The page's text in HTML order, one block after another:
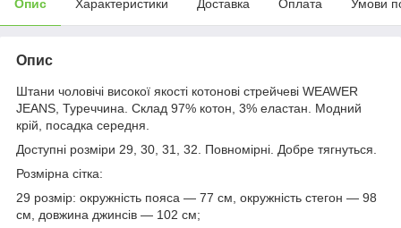
Опис Характеристики Доставка Оплата Умови
Опис
Штани чоловічі високої якості котонові стрейчеві WEAWER
JEANS, Туреччина. Склад 97% котон, 3% еластан. Модний
крій, посадка середня.
Доступні розміри 29, 30, 31, 32. Повномірні. Добре тягнуться.
Розмірна сітка:
29 розмір: окружність пояса — 77 см, окружність стегон — 98
см, довжина джинсів — 102 см;